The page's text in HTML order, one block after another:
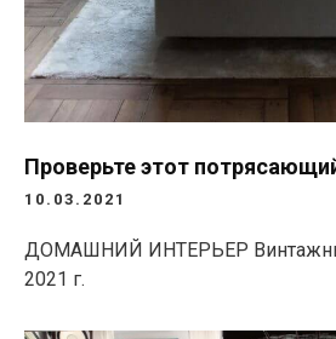
Проверьте этот
10.03.2021
ДОМАШНИЙ ИНТЕРЬЕР
2021 г.